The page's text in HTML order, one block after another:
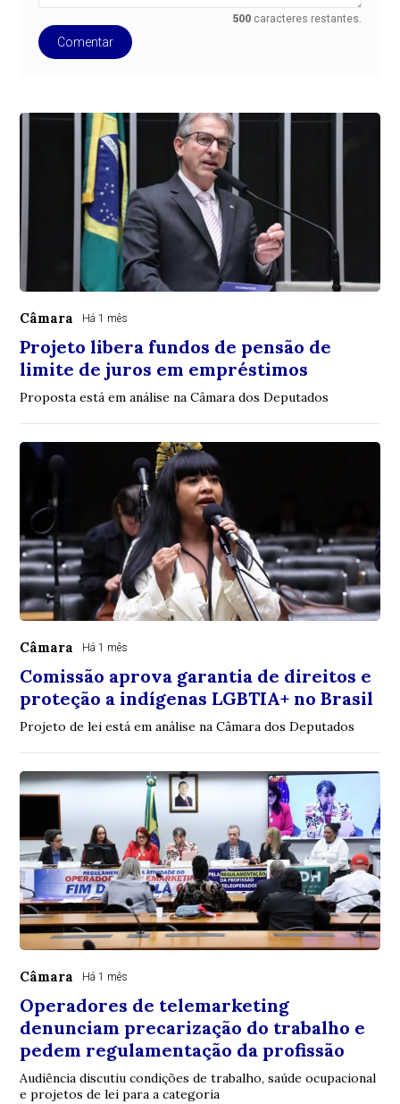
500 caracteres restantes.
Comentar
Câmara Há 1 mês
Projeto libera fundos de pensão de
limite de juros em empréstimos
Proposta está em análise na Câmara dos Deputados
Câmara Há 1 mês
Comissão aprova garantia de direitos e
proteção a indígenas LGBTIA+ no Brasil
Projeto de lei está em análise na Câmara dos Deputados
Câmara Há 1 mês
Operadores de telemarketing
denunciam precarização do trabalho e
pedem regulamentação da profissão
Audiência discutiu condições de trabalho, saúde ocupacional
e projetos de lei para a categoria